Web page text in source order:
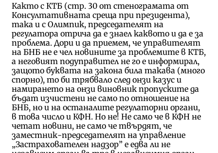
Както с КТБ (стр. 30 от стенограмата от
Консултативната среща при президента),
така и с Олимпик, председателят на
регулатора отрича да е знаел каквото и да е за
проблема. Дори и да приемем, че управителят
на БНБ не е чел новините за проблемите в КТБ,
а неговият подуправител не го е информирал,
защото буквата на закона била такава (много
спорно), то би трябвало след онзи казус и
намирането на онзи виновник пропуските да
бъдат изчистени не само по отношение на
БНБ, но и на останалите регулаторни органи,
в това число и КФН. Но не! Не само че в КФН не
четат новини, не само че твърдят, че
заместник-председателят на управление
„Застрахователен надзор” е едва ли не